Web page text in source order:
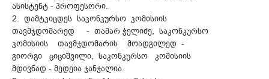
ასისტენტ - პროფესორი.
2. დამტკიცდეს საკონკურსო კომისიის
თავმჯდომარედ - თამარ ჭელიძე, საკონკურსო
კომისიის თავმჯდომარის მოადგილედ -
გიორგი ციციშვილი, საკონკურსო კომისიის
მდივნად - მედეია ჯანჯალია.